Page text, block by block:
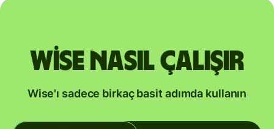
Wise nasıl çalışır
Wise'ı sadece birkaç basit adımda kullanın